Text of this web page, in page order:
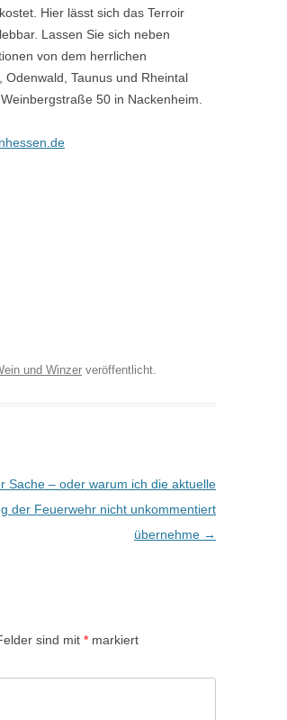
Hier lässt sich das Terroir
Lassen Sie sich neben
von dem herrlichen
Odenwald, Taunus und Rheintal
50 in Nackenheim.
und Winzer veröffentlicht.
Sache – oder warum ich die aktuelle
der Feuerwehr nicht unkommentiert
übernehme →
sind mit * markiert